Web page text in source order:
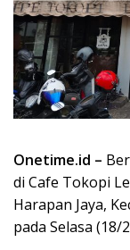
Onetime.id –
di Cafe Tokopi
Harapan Jaya,
pada Selasa (18/